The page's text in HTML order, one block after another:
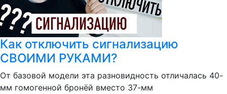
Как отключить сигнализацию
СВОИМИ РУКАМИ?
От базовой модели эта разновидность отличалась 40-
мм гомогенной бронёй вместо 37-мм